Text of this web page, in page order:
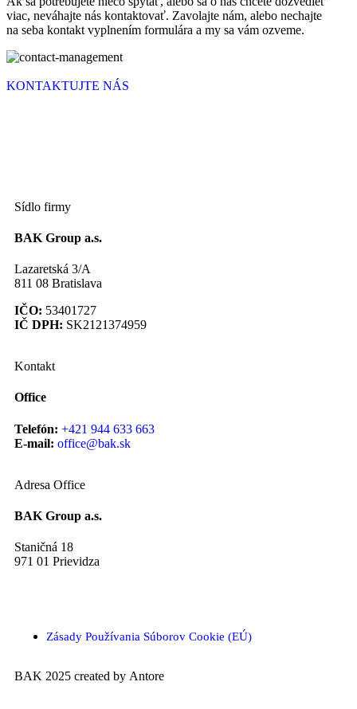
viac, neváhajte nás kontaktovať. Zavolajte nám, alebo nechajte
na seba kontakt vyplnením formulára a my sa vám ozveme.
KONTAKTUJTE NÁS
Sídlo firmy
BAK Group a.s.
Lazaretská 3/A
811 08 Bratislava
IČO: 53401727
IČ DPH: SK2121374959
Kontakt
Office
Telefón: +421 944 633 663
E-mail: office@bak.sk
Adresa Office
BAK Group a.s.
Staničná 18
971 01 Prievidza
Zásady Používania Súborov Cookie (EÚ)
BAK 2025 created by Antore